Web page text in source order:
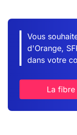
Vous
d'Orange,
dans votre
La